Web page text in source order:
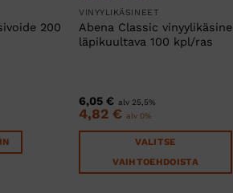
200
VINYYLIKÄSINEET
Abena Classic vinyylikäsine
läpikuultava 100 kpl/ras
6,05€ alv 25,5%
4,82€ alv 0%
VALITSE
VAIHTOEHDOISTA